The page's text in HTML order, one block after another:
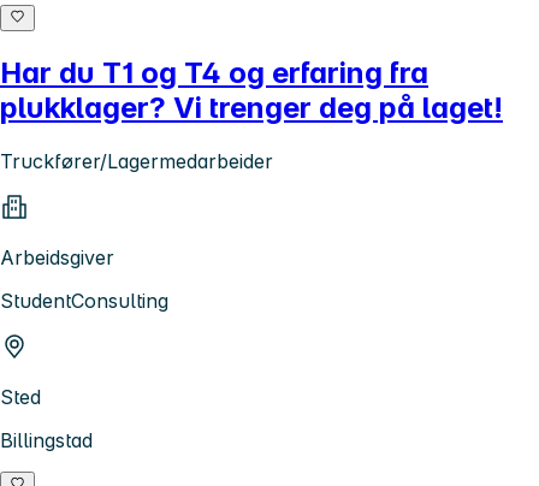
Har du T1 og T4 og erfaring fra
plukklager? Vi trenger deg på laget!
Truckfører/Lagermedarbeider
Arbeidsgiver
StudentConsulting
Sted
Billingstad